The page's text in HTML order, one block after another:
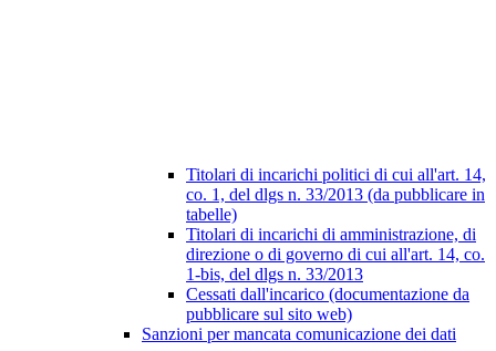
Titolari di incarichi politici di cui all'art. 14,
co. 1, del dlgs n. 33/2013 (da pubblicare in
tabelle)
Titolari di incarichi di amministrazione, di
direzione o di governo di cui all'art. 14, co.
1-bis, del dlgs n. 33/2013
Cessati dall'incarico (documentazione da
pubblicare sul sito web)
Sanzioni per mancata comunicazione dei dati